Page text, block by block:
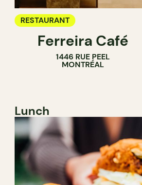
RESTAURANT
Ferreira Café
1446 RUE PEEL
MONTRÉAL
Lunch